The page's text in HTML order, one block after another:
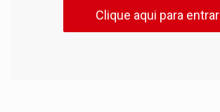
Clique aqui para entrar